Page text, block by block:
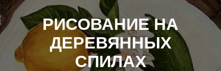
РИСОВАНИЕ НА
ДЕРЕВЯННЫХ
СПИЛАХ